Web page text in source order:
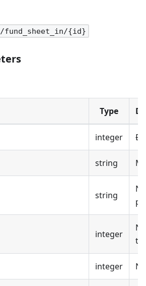
fund_sheet_in/{id}
Type
integer
string
string
integer
integer